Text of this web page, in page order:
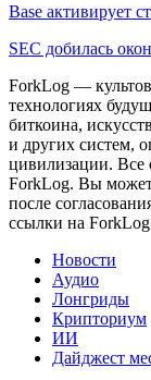
Base активирует
SEC добилась
ForkLog —
технологиях
биткоина,
и других систем,
цивилизации. Все
ForkLog. Вы
после
ссылки на
Новости
Аудио
Лонгриды
Крипториум
ИИ
Дайджест